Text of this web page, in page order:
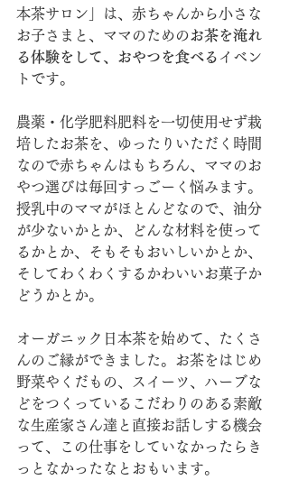
本茶サロン」は、赤ちゃんから小さな
お子さまと、ママのためのお茶を淹れ
る体験をして、おやつを食べる イベン
トです。
農薬・化学肥料肥料を一切使用せず栽
培したお茶を、ゆったりいただく時間
なので赤ちゃんはもちろん、ママのお
やつ選びは毎回すっごーく悩みます。
授乳中のママがほとんどなので、油分
が少ないかとか、どんな材料を使って
るかとか、そもそもおいしいかとか、
そしてわくわくするかわいいお菓子か
どうかとか。
オーガニック日本茶を始めて、たくさ
んのご縁ができました。お茶をはじめ
野菜やくだもの、スイーツ、ハーブな
どをつくっているこだわりのある素敵
な生産家さん達と直接お話しする機会
って、この仕事をしていなかったらき
っとなかったなとおもいます。